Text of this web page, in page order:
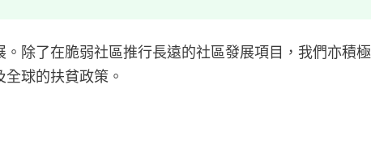
除了在脆弱社區推行長遠的社區發展項目，我們亦積
球的扶貧政策。